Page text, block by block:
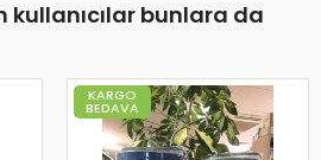
kullanıcılar bunlara da
KARGO
BEDAVA